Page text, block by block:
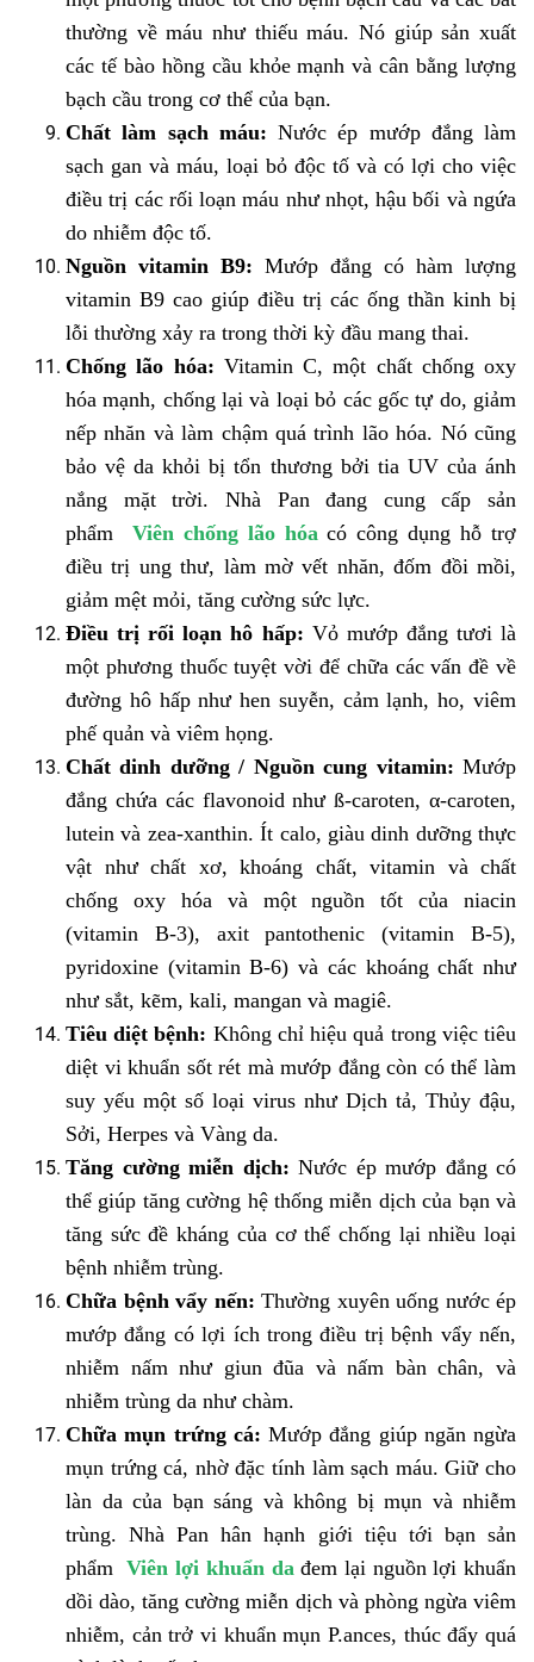
thường về máu như thiếu máu. Nó giúp sản xuất
các tế bào hồng cầu khỏe mạnh và cân bằng lượng
bạch cầu trong cơ thể của bạn.
Chất làm sạch máu: Nước ép mướp đắng làm
sạch gan và máu, loại bỏ độc tố và có lợi cho việc
điều trị các rối loạn máu như nhọt, hậu bối và ngứa
do nhiễm độc tố.
Nguồn vitamin B9: Mướp đắng có hàm lượng
vitamin B9 cao giúp điều trị các ống thần kinh bị
lỗi thường xảy ra trong thời kỳ đầu mang thai.
Chống lão hóa: Vitamin C, một chất chống oxy
hóa mạnh, chống lại và loại bỏ các gốc tự do, giảm
nếp nhăn và làm chậm quá trình lão hóa. Nó cũng
bảo vệ da khỏi bị tổn thương bởi tia UV của ánh
nắng mặt trời. Nhà Pan đang cung cấp sản
phẩm Viên chống lão hóa có công dụng hỗ trợ
điều trị ung thư, làm mờ vết nhăn, đốm đồi mồi,
giảm mệt mỏi, tăng cường sức lực.
Điều trị rối loạn hô hấp: Vỏ mướp đắng tươi là
một phương thuốc tuyệt vời để chữa các vấn đề về
đường hô hấp như hen suyễn, cảm lạnh, ho, viêm
phế quản và viêm họng.
Chất dinh dưỡng / Nguồn cung vitamin: Mướp
đắng chứa các flavonoid như ß-caroten, α-caroten,
lutein và zea-xanthin. Ít calo, giàu dinh dưỡng thực
vật như chất xơ, khoáng chất, vitamin và chất
chống oxy hóa và một nguồn tốt của niacin
(vitamin B-3), axit pantothenic (vitamin B-5),
pyridoxine (vitamin B-6) và các khoáng chất như
như sắt, kẽm, kali, mangan và magiê.
Tiêu diệt bệnh: Không chỉ hiệu quả trong việc tiêu
diệt vi khuẩn sốt rét mà mướp đắng còn có thể làm
suy yếu một số loại virus như Dịch tả, Thủy đậu,
Sởi, Herpes và Vàng da.
Tăng cường miễn dịch: Nước ép mướp đắng có
thể giúp tăng cường hệ thống miễn dịch của bạn và
tăng sức đề kháng của cơ thể chống lại nhiều loại
bệnh nhiễm trùng.
Chữa bệnh vẩy nến: Thường xuyên uống nước ép
mướp đắng có lợi ích trong điều trị bệnh vẩy nến,
nhiễm nấm như giun đũa và nấm bàn chân, và
nhiễm trùng da như chàm.
Chữa mụn trứng cá: Mướp đắng giúp ngăn ngừa
mụn trứng cá, nhờ đặc tính làm sạch máu. Giữ cho
làn da của bạn sáng và không bị mụn và nhiễm
trùng. Nhà Pan hân hạnh giới tiệu tới bạn sản
phẩmViên lợi khuẩn da đem lại nguồn lợi khuẩn
dồi dào, tăng cường miễn dịch và phòng ngừa viêm
nhiễm, cản trở vi khuẩn mụn P.ances, thúc đẩy quá